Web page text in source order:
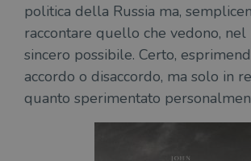
politica della Russia ma,
raccontare quello che vedono,
sincero possibile. Certo,
accordo o disaccordo, ma solo in
quanto sperimentato
msToken